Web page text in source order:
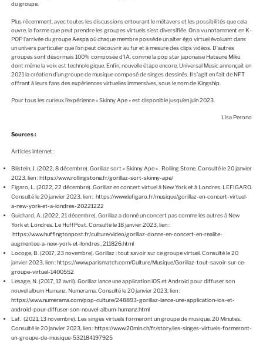
du groupe.
Plus récemment, avec toutes les discussions entourant le métavers et les possibilités que cela
ouvre, la forme que peut prendre les groupes virtuels s’est diversifiée. On a vu notamment en K-
POP l’arrivée du groupe Aespaoù chaque membre possède un alter égo virtuel évoluant dans
un univers particulier que l’on peut découvrir au fur et à mesure des clips vidéos. D’autres
groupes sont désormais 100% composée d’IA, comme la pop star japonaise Hatsune Miku
dont même la voix est technologique. Enfin, nouvelle étape encore, Universal Music annonçait en
2021 la création d’un groupe de musique composé de singes dessinés. Il s’agit en fait de NFT
offrant à leurs fans des expériences virtuelles immersives, sous le nom de Kingship.
Pour tous les curieux l’expérience « Skinny Ape » est disponible jusqu’en juin 2023.
Lisa Perono
Sources :
Articles internet :
Blistein, J. (2022, 8 décembre). Gorillaz sort « Skinny Ape » . Rolling Stone. Consulté le 20 janvier
2023, lien :https://www.rollingstone.fr/gorillaz-sort-skinny-ape/
Figaro, L. (2022, 22 décembre). Gorillaz en concert virtuel à New York et à Londres. LEFIGARO.
Consulté le 20 janvier 2023, lien : https://www.lefigaro.fr/musique/gorillaz-en-concert-virtuel-
a-new-york-et-a-londres-20221222
Guichard, A. (2022, 21 décembre). Gorillaz a donné un concert pas comme les autres à New
York et Londres. Le HuffPost. Consulté le 18 janvier 2023, lien :
https://www.huffingtonpost.fr/culture/video/gorillaz-donne-en-concert-en-realite-
augmentee-a-new-york-et-londres_211826.html
Locoge, B. (2017, 23 novembre). Gorillaz : tout savoir sur ce groupe virtuel. Consulté le 20
janvier 2023, lien :https://www.parismatch.com/Culture/Musique/Gorillaz-tout-savoir-sur-ce-
groupe-virtuel-1400552
Lesage, N. (2017, 12 avril). Gorillaz lance une application iOS et Android pour diffuser son
nouvel album Humanz. Numerama. Consulté le 20 janvier 2023, lien :
https://www.numerama.com/pop-culture/248893-gorillaz-lance-une-application-ios-et-
android-pour-diffuser-son-nouvel-album-humanz.html
Laf. (2021, 13 novembre). Les singes virtuels formeront un groupe de musique. 20 Minutes.
Consulté le 20 janvier 2023, lien :https://www.20min.ch/fr/story/les-singes-virtuels-formeront-
un-groupe-de-musique-532184197925